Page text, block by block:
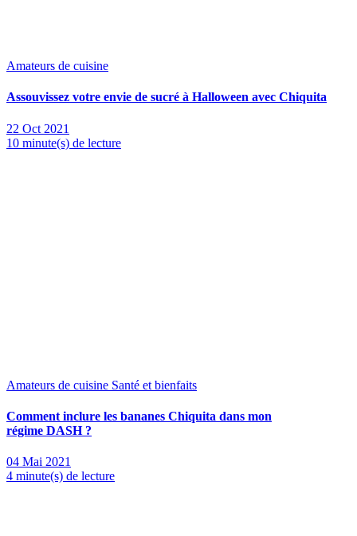
Amateurs de cuisine
Assouvissez votre envie de sucré à Halloween avec Chiquita
22 Oct 2021
10 minute(s) de lecture
Amateurs de cuisine Santé et bienfaits
Comment inclure les bananes Chiquita dans mon
régime DASH ?
04 Mai 2021
4 minute(s) de lecture